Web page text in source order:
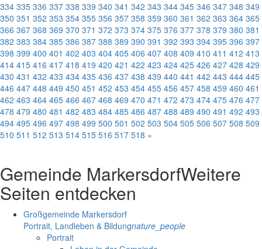
334 335 336 337 338 339 340 341 342 343 344 345 346 347 348 349
350 351 352 353 354 355 356 357 358 359 360 361 362 363 364 365
366 367 368 369 370 371 372 373 374 375 376 377 378 379 380 381
382 383 384 385 386 387 388 389 390 391 392 393 394 395 396 397
398 399 400 401 402 403 404 405 406 407 408 409 410 411 412 413
414 415 416 417 418 419 420 421 422 423 424 425 426 427 428 429
430 431 432 433 434 435 436 437 438 439 440 441 442 443 444 445
446 447 448 449 450 451 452 453 454 455 456 457 458 459 460 461
462 463 464 465 466 467 468 469 470 471 472 473 474 475 476 477
478 479 480 481 482 483 484 485 486 487 488 489 490 491 492 493
494 495 496 497 498 499 500 501 502 503 504 505 506 507 508 509
510 511 512 513 514 515 516 517 518 »
Gemeinde MarkersdorfWeitere
Seiten entdecken
Großgemeinde Markersdorf
Portrait, Landleben & Bildungnature_people
Portrait